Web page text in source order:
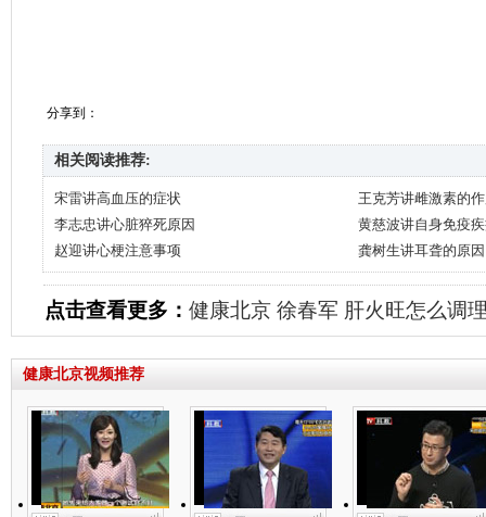
分享到：
相关阅读推荐:
宋雷讲高血压的症状
王克芳讲雌激素的
李志忠讲心脏猝死原因
黄慈波讲自身免疫
赵迎讲心梗注意事项
龚树生讲耳聋的原因
点击查看更多： 健康北京 徐春军 肝火旺怎么调
健康北京视频推荐